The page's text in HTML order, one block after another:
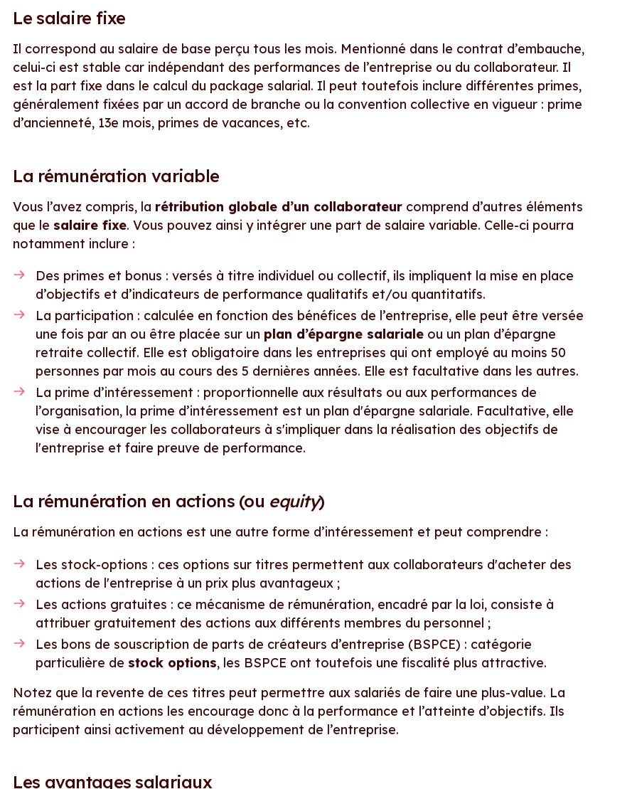
Le salaire fixe
Il correspond au salaire de base perçu tous les mois. Mentionné dans le contrat d’embauche,
celui-ci est stable car indépendant des performances de l’entreprise ou du collaborateur. Il
est la part fixe dans le calcul du package salarial. Il peut toutefois inclure différentes primes,
généralement fixées par un accord de branche ou la convention collective en vigueur : prime
d’ancienneté, 13e mois, primes de vacances, etc.
La rémunération variable
Vous l’avez compris, la rétribution globale d’un collaborateur comprend d’autres éléments
que le salaire fixe. Vous pouvez ainsi y intégrer une part de salaire variable. Celle-ci pourra
notamment inclure :
Des primes et bonus : versés à titre individuel ou collectif, ils impliquent la mise en place
d’objectifs et d’indicateurs de performance qualitatifs et/ou quantitatifs.
La participation : calculée en fonction des bénéfices de l’entreprise, elle peut être versée
une fois par an ou être placée sur un plan d’épargne salariale ou un plan d’épargne
retraite collectif. Elle est obligatoire dans les entreprises qui ont employé au moins 50
personnes par mois au cours des 5 dernières années. Elle est facultative dans les autres.
La prime d’intéressement : proportionnelle aux résultats ou aux performances de
l’organisation, la prime d’intéressement est un plan d'épargne salariale. Facultative, elle
vise à encourager les collaborateurs à s'impliquer dans la réalisation des objectifs de
l'entreprise et faire preuve de performance.
La rémunération en actions (ou equity)
La rémunération en actions est une autre forme d’intéressement et peut comprendre :
Les stock-options : ces options sur titres permettent aux collaborateurs d'acheter des
actions de l'entreprise à un prix plus avantageux ;
Les actions gratuites : ce mécanisme de rémunération, encadré par la loi, consiste à
attribuer gratuitement des actions aux différents membres du personnel ;
Les bons de souscription de parts de créateurs d’entreprise (BSPCE) : catégorie
particulière de stock options, les BSPCE ont toutefois une fiscalité plus attractive.
Notez que la revente de ces titres peut permettre aux salariés de faire une plus-value. La
rémunération en actions les encourage donc à la performance et l’atteinte d’objectifs. Ils
participent ainsi activement au développement de l’entreprise.
Les avantages salariaux